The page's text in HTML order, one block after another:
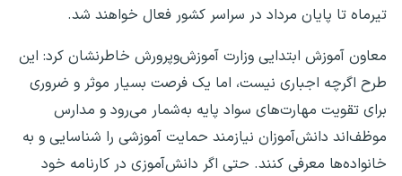
تیرماه تا پایان مرداد در سراسر کشور فعال خواهند شد.
معاون آموزش ابتدایی وزارت آموزش‌وپرورش خاطرنشان کرد: این
طرح اگرچه اجباری نیست، اما یک فرصت بسیار موثر و ضروری
برای تقویت مهارت‌های سواد پایه به‌شمار می‌رود و مدارس
موظف‌اند دانش‌آموزان نیازمند حمایت آموزشی را شناسایی و به
خانواده‌ها معرفی کنند. حتی اگر دانش‌آموزی در کارنامه خود